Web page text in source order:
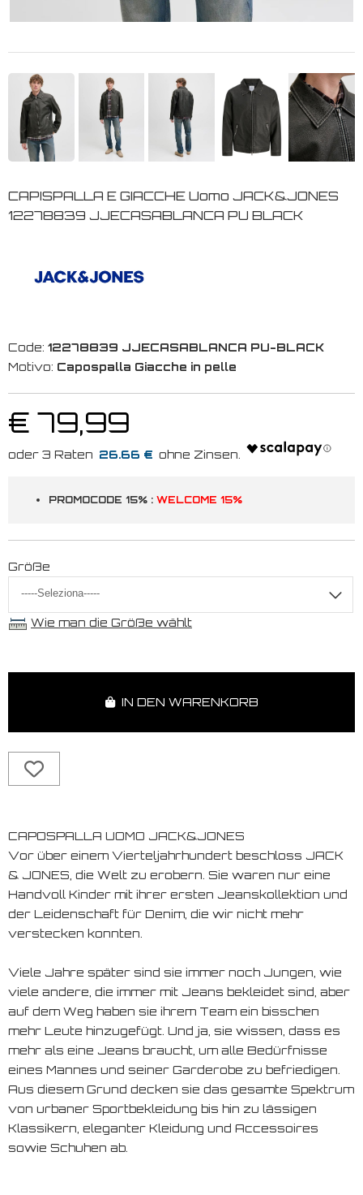
CAPISPALLA E GIACCHE Uomo JACK&JONES
12278839 JJECASABLANCA PU BLACK
Code: 12278839 JJECASABLANCA PU-BLACK
Motivo: Capospalla Giacche in pelle
€ 79,99
26.66 €
PROMOCODE 15% : WELCOME 15%
Größe
Wie man die Größe wählt
IN DEN WARENKORB
CAPOSPALLA UOMO JACK&JONES
Vor über einem Vierteljahrhundert beschloss JACK
& JONES, die Welt zu erobern. Sie waren nur eine
Handvoll Kinder mit ihrer ersten Jeanskollektion und
der Leidenschaft für Denim, die wir nicht mehr
verstecken konnten.
Viele Jahre später sind sie immer noch Jungen, wie
viele andere, die immer mit Jeans bekleidet sind, aber
auf dem Weg haben sie ihrem Team ein bisschen
mehr Leute hinzugefügt. Und ja, sie wissen, dass es
mehr als eine Jeans braucht, um alle Bedürfnisse
eines Mannes und seiner Garderobe zu befriedigen.
Aus diesem Grund decken sie das gesamte Spektrum
von urbaner Sportbekleidung bis hin zu lässigen
Klassikern, eleganter Kleidung und Accessoires
sowie Schuhen ab.